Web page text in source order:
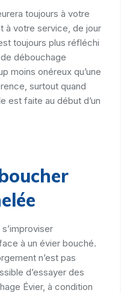
toujours à votre
à votre service, de jour
toujours plus réfléchi
débouchage
moins onéreux qu’une
surtout quand
est faite au début d’un
à un évier bouché.
n’est pas
d’essayer des
Évier, à condition